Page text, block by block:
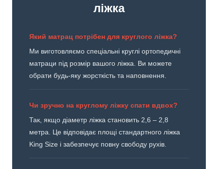
ліжка
Який матрац потрібен для круглого ліжка?
Ми виготовляємо спеціальні круглі ортопедичні
матраци під розмір вашого ліжка. Ви можете
обрати будь-яку жорсткість та наповнення.
Чи зручно на круглому ліжку спати вдвох?
Так, якщо діаметр ліжка становить 2,6 – 2,8
метра. Це відповідає площі стандартного ліжка
King Size і забезпечує повну свободу рухів.